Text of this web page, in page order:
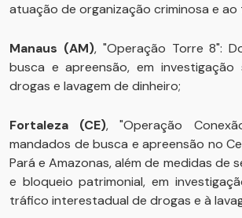
atuação de organização criminosa e
Manaus (AM), "Operação Torre 8":
busca e apreensão, em
drogas e lavagem de dinheiro;
Fortaleza (CE), "Operação
mandados de busca e apreensão no
Pará e Amazonas, além de medidas de
e bloqueio patrimonial, em
tráfico interestadual de drogas e à